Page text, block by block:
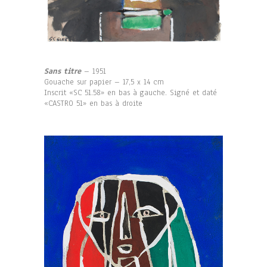
Sans titre– 1951
Gouache sur papier – 17,5 x 14 cm
Inscrit «SC 51.58» en bas à gauche. Signé et daté
«CASTRO 51» en bas à droite